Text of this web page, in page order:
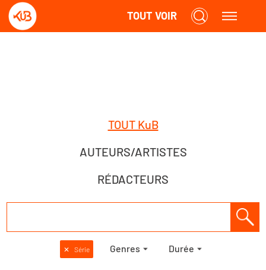
TOUT VOIR
TOUT KuB
AUTEURS/ARTISTES
RÉDACTEURS
✕ Série Genres Durée